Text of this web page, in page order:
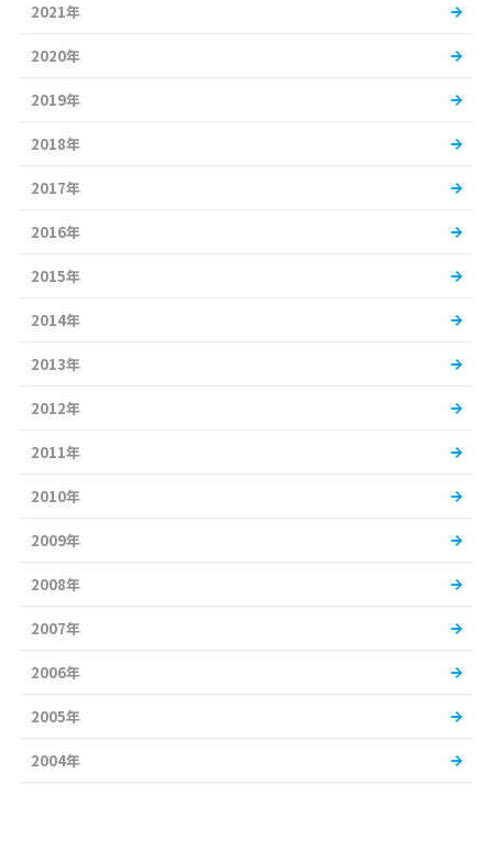
2021年
2020年
2019年
2018年
2017年
2016年
2015年
2014年
2013年
2012年
2011年
2010年
2009年
2008年
2007年
2006年
2005年
2004年